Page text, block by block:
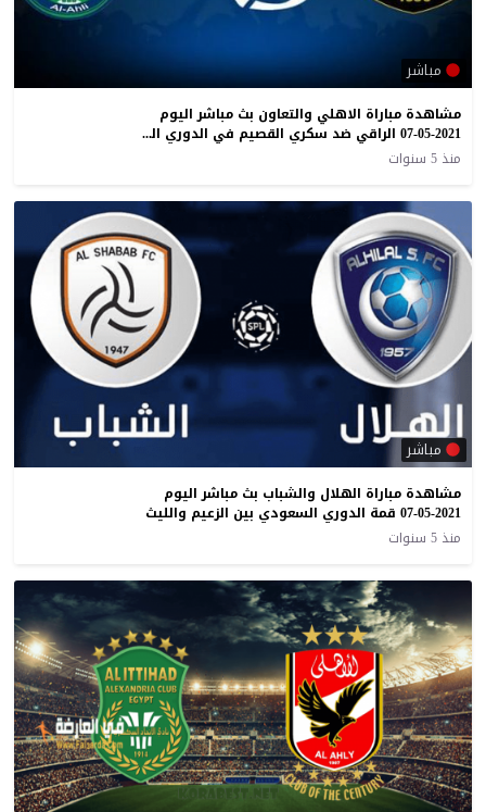
مباشر
مشاهدة مباراة الاهلي والتعاون بث مباشر اليوم
07-05-2021 الراقي ضد سكري القصيم في الدوري السعودي
منذ 5 سنوات
مباشر
مشاهدة مباراة الهلال والشباب بث مباشر اليوم
07-05-2021 قمة الدوري السعودي بين الزعيم والليث
منذ 5 سنوات